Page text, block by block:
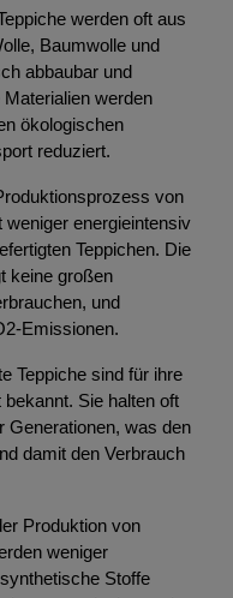
werden oft aus
Baumwolle und
abbaubar und
werden
ökologischen
reduziert.
von
weniger energieintensiv
Teppichen. Die
keine großen
und
Emissionen.
Teppiche sind für ihre
Sie halten oft
Generationen, was den
damit den Verbrauch
Produktion von
weniger
Stoffe